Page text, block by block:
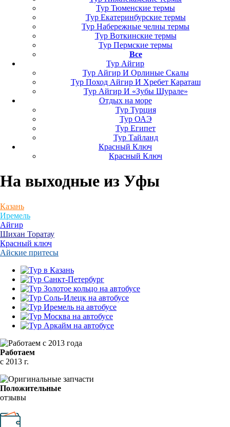
Тур Тюменские термы
Тур Екатеринбурские термы
Тур Набережные челны термы
Тур Воткинские термы
Тур Пермские термы
Все
Тур Айгир
Тур Айгир И Орлиные Скалы
Тур Поход Айгир И Хребет Караташ
Тур Айгир И «Зубы Шурале»
Отдых на море
Тур Турция
Тур ОАЭ
Тур Египет
Тур Тайланд
Красный Ключ
Красный Ключ
На выходные из Уфы
Казань
Иремель
Айгир
Шихан Торатау
Красный ключ
Айские притесы
Работаем
с 2013 г.
Положительные
отзывы